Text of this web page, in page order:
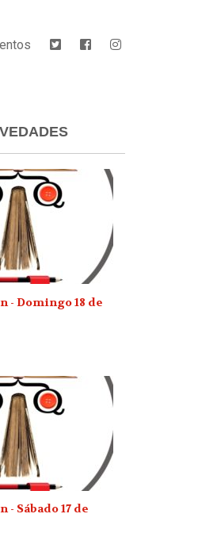
- Domingo 18 de
Sábado 17 de